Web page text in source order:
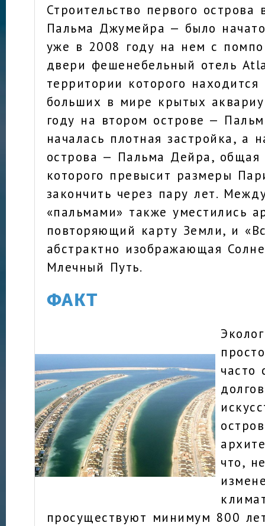
Строительство первого
Пальма Джумейра — было
уже в 2008 году на нем с
двери фешенебельный отель
территории которого
больших в мире крытых
году на втором острове —
началась плотная застройка, а
острова — Пальма Дейра,
которого превысит размеры
закончить через пару лет.
«пальмами» также уместились
повторяющий карту Земли, и
абстрактно изображающая
Млечный Путь.
ФАКТ
часто
что,
просуществуют минимум 800